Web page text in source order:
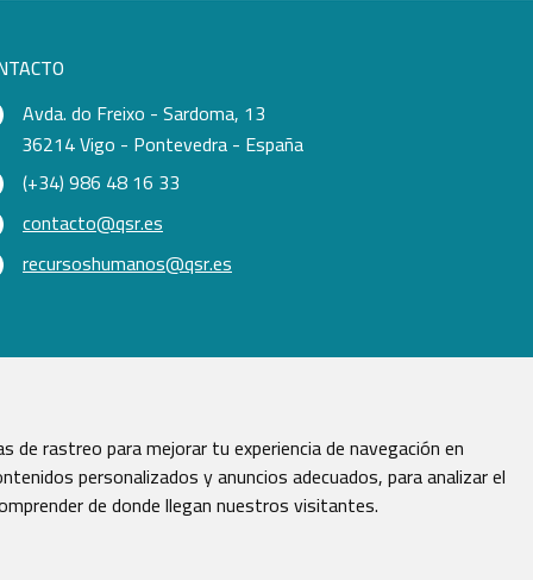
de rastreo para mejorar tu experiencia de navegación en
personalizados y anuncios adecuados, para analizar el
de donde llegan nuestros visitantes.
Avda. do Freixo - Sardoma, 13
36214 Vigo - Pontevedra - España
(+34) 986 48 16 33
contacto@qsr.es
recursoshumanos@qsr.es